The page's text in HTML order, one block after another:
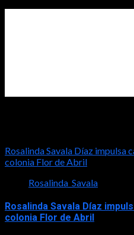
Rosalinda Savala Díaz impulsa
colonia Flor de Abril
Rosalinda_Savala
Rosalinda Savala Díaz
colonia Flor de Abril